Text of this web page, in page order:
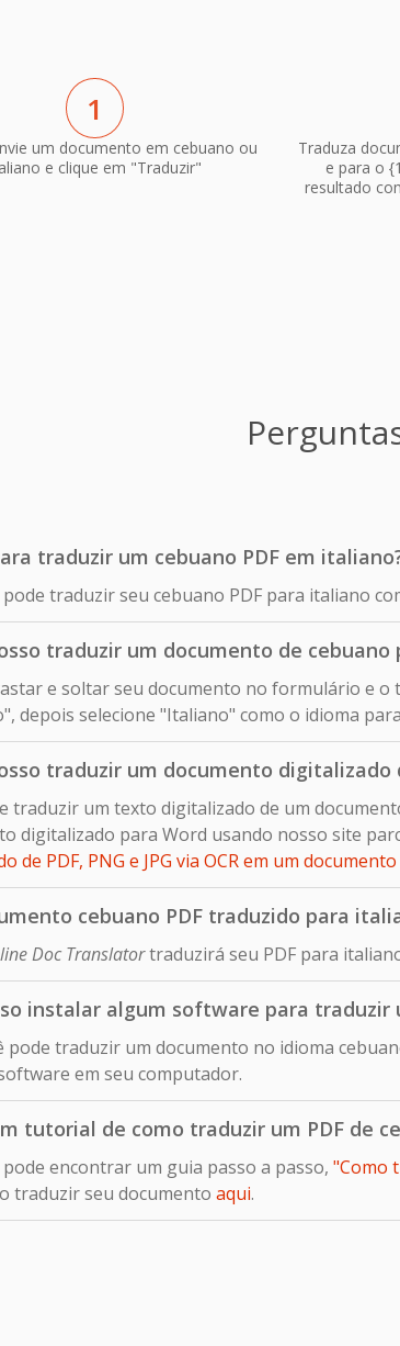
1
um documento em cebuano ou
e clique em "Traduzir"
Traduza
e para o
resultado
traduzir um cebuano PDF em
pode traduzir seu cebuano PDF para italiano
traduzir um documento de cebuano
e soltar seu documento no formulário e
depois selecione "Italiano" como o idioma
traduzir um documento digitalizado
traduzir um texto digitalizado de um
digitalizado para Word usando nosso site
de PDF, PNG e JPG via OCR em um
cebuano PDF traduzido para
Doc Translatortraduzirá seu PDF para
instalar algum software para
pode traduzir um documento no idioma
em seu computador.
tutorial de como traduzir um PDF de
pode encontrar um guia passo a passo, "Como
traduzir seu documento aqui.